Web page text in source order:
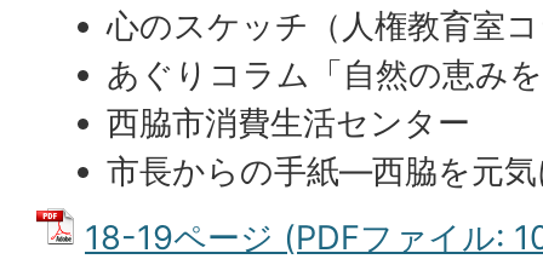
心のスケッチ（人権教育室
あぐりコラム「自然の恵み
西脇市消費生活センター
市長からの手紙―西脇を元
18-19ページ (PDFファイル: